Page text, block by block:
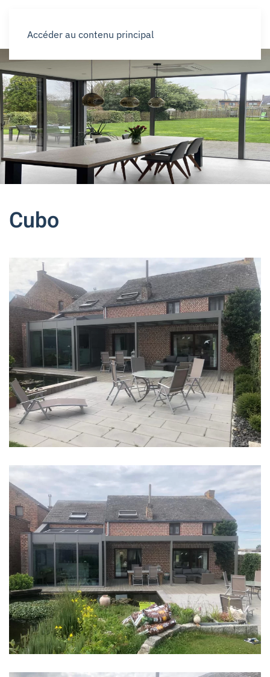
Accéder au contenu principal
Cubo
klik voor slideshow
klik voor slideshow